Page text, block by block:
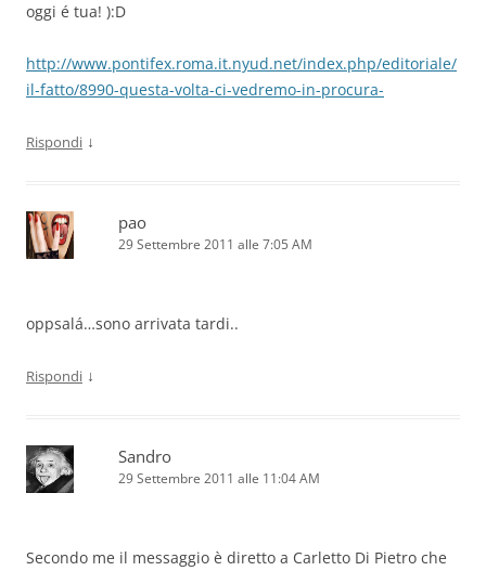
oggi é tua! ):D
http://www.pontifex.roma.it.nyud.net/index.php/editoriale/
il-fatto/8990-questa-volta-ci-vedremo-in-procura-
Rispondi ↓
pao
29 Settembre 2011 alle 7:05 AM
oppsalá…sono arrivata tardi..
Rispondi ↓
Sandro
29 Settembre 2011 alle 11:04 AM
Secondo me il messaggio è diretto a Carletto Di Pietro che